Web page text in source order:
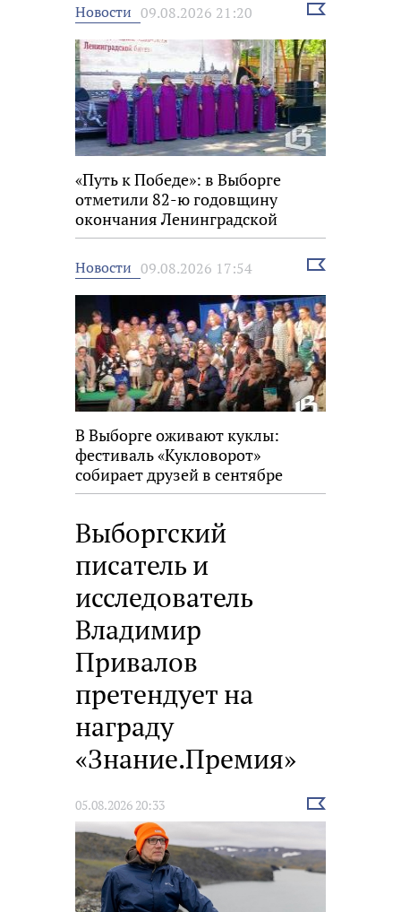
Новости 09.08.2026 21:20
Выбрать
«Путь к Победе»: в Выборге
отметили 82-ю годовщину
окончания Ленинградской
битвы
Новости 09.08.2026 17:54
Выбрать
В Выборге оживают куклы:
фестиваль «Кукловорот»
собирает друзей в сентябре
Выборгский
писатель и
исследователь
Владимир
Привалов
претендует на
награду
«Знание.Премия»
05.08.2026 20:33
Выбрать
новость